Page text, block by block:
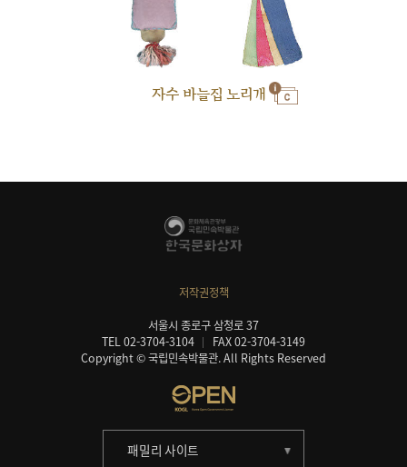
자수 바늘집 노리개
저작권정책
서울시 종로구 삼청로 37
TEL 02-3704-3104
FAX 02-3704-3149
Copyright © 국립민속박물관. All Rights Reserved
패밀리 사이트